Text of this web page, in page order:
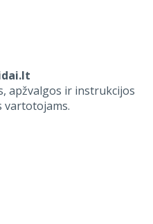
apžvalgos ir instrukcijos
vartotojams.